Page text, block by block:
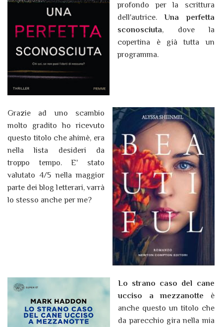
profondo per la scrittura
dell'autrice.Una perfetta
sconosciuta, dove la
copertina è già tutta un
programma.
Grazie ad uno scambio
molto gradito ho ricevuto
questo titolo che ahimè, era
nella lista desideri da
troppo tempo. E' stato
valutato 4/5 nella maggior
parte dei blog letterari, varrà
lo stesso anche per me?
Lo strano caso del cane
ucciso a mezzanotte è
anche questo un titolo che
da parecchio gira nella mia